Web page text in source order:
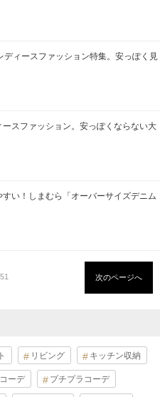
ディースファッション特集。安っぽく見
ースファッション。安っぽくならない大
い！しまむら「オーバーサイズデニム
次のページへ
リビング キッチン収納
ーデ プチプラコーデ